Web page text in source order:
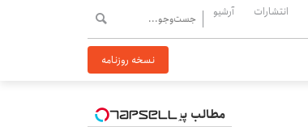
انتشارات آرشیو
نسخه روزنامه
مطالب پیشنهادی